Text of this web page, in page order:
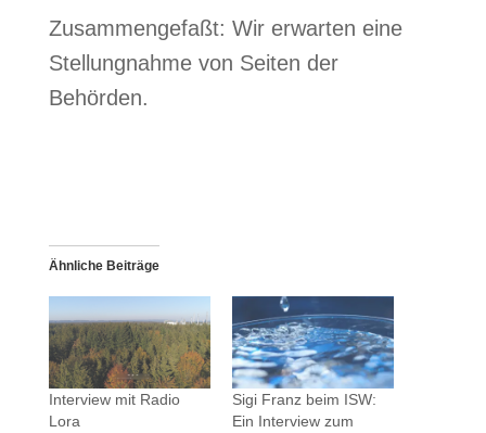
Zusammengefaßt: Wir erwarten eine
Stellungnahme von Seiten der
Behörden.
Ähnliche Beiträge
Interview mit Radio
Lora
Sigi Franz beim ISW:
Ein Interview zum